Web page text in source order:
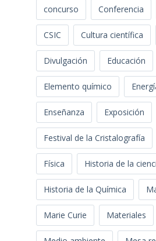
concurso Conferencia
CSIC Cultura científica
Divulgación Educación
Elemento químico
Enseñanza Exposición
Festival de la Cristalografía
Física Historia de la
Historia de la Química
Marie Curie Materiales